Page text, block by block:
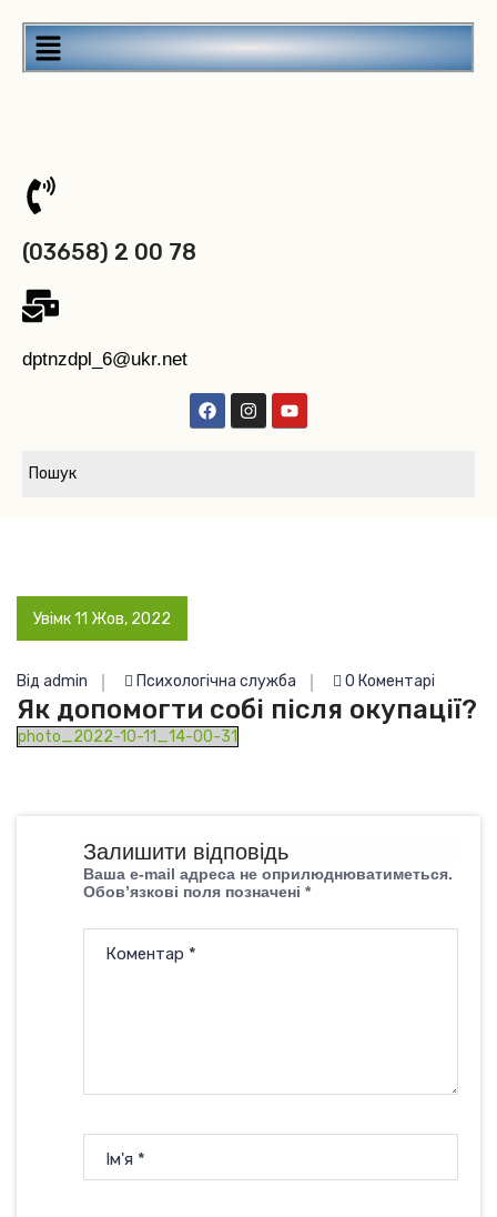
(03658) 2 00 78
dptnzdpl_6@ukr.net
Увімк 11 Жов, 2022
Від admin Психологічна служба 0 Коментарі
Як допомогти собі після окупації?
photo_2022-10-11_14-00-31
Залишити відповідь
Ваша e-mail адреса не оприлюднюватиметься.
Обов’язкові поля позначені *
Коментар *
Ім'я *